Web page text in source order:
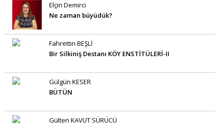
Elçin Demirci
Ne zaman büyüdük?
Fahrettin BEŞLİ
Bir Silkiniş Destanı KÖY ENSTİTÜLERİ-II
Gülgün KESER
BÜTÜN
Gülten KAVUT SÜRÜCÜ